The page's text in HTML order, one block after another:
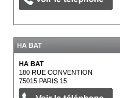
HA BAT
HA BAT
180 RUE CONVENTION
75015PARIS 15